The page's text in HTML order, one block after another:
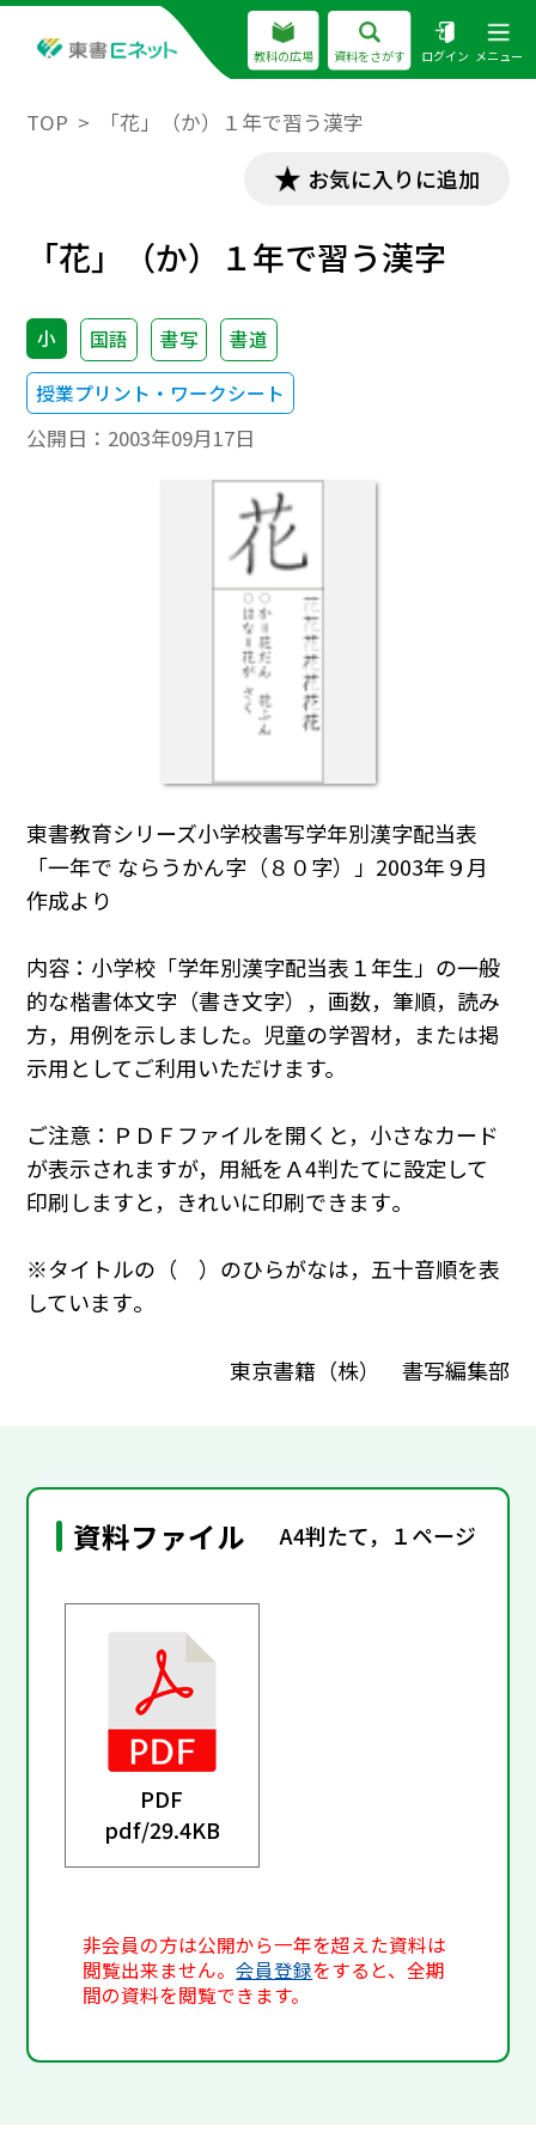
教科の広場 資料をさがす ログイン メニュー
TOP 「花」（か）１年で習う漢字
お気に入りに追加
「花」（か）１年で習う漢字
小 国語 書写
書道
授業プリント・ワークシート
公開日： 2003年09月17日
東書教育シリーズ小学校書写学年別漢字配当表
「一年で ならうかん字（８０字）」2003年９月
作成より
内容：小学校「学年別漢字配当表１年生」の一般
的な楷書体文字（書き文字），画数，筆順，読み
方，用例を示しました。児童の学習材，または掲
示用としてご利用いただけます。
ご注意：ＰＤＦファイルを開くと，小さなカード
が表示されますが，用紙をＡ4判たてに設定して
印刷しますと，きれいに印刷できます｡
※タイトルの（ ）のひらがなは，五十音順を表
しています｡
東京書籍（株） 書写編集部
資料ファイル A4判たて，１ページ
PDF
pdf/29.4KB
非会員の方は公開から一年を超えた資料は
閲覧出来ません。会員登録をすると、全期
間の資料を閲覧できます。